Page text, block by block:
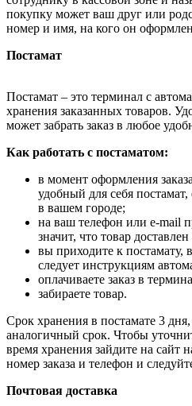
покупку может ваш друг или
номер и имя, на кого он
Постамат
Постамат – это терминал с
хранения заказанных товаров.
может забрать заказ в любое
Как работать с постаматом:
в момент оформления
удобный для себя постамат,
в вашем городе;
на ваш телефон или e-mail
значит, что товар
вы приходите к постамату,
следует инструкциям
оплачиваете заказ в
забираете товар.
Срок хранения в постамате 3
аналогичный срок. Чтобы
время хранения зайдите на сайт
номер заказа и телефон и
Почтовая доставка